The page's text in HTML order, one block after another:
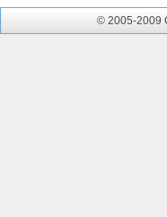
© 2005-2009